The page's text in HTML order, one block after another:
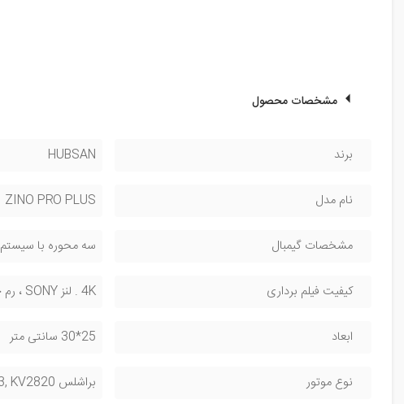
مشخصات محصول
برند HUBSAN
نام مدل ZINO PRO PLUS
مشخصات گیمبال سه محوره با سیستم ESC با تغییر زاویه 90 درجه
کیفیت فیلم برداری 4K . لنز SONY ، رم خور
ابعاد 25*30 سانتی متر
نوع موتور براشلس otor 1503, KV2820